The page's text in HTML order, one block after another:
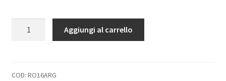
in
Aggiungi al carrello
COD: RO16ARG